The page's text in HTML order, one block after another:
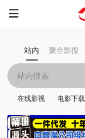
站内 聚合影搜
在线影视 电影下载